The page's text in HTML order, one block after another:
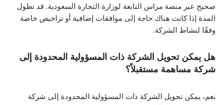
صحيح عبر منصة مراس التابعة لوزارة التجارة السعودية. قد تطول
المدة إذا كانت هناك حاجة إلى موافقات إضافية أو تراخيص خاصة
وفقًا لنشاط الشركة.
هل يمكن تحويل الشركة ذات المسؤولية المحدودة إلى
شركة مساهمة مستقبلاً؟
نعم، يمكن تحويل الشركة ذات المسؤولية المحدودة إلى شركة